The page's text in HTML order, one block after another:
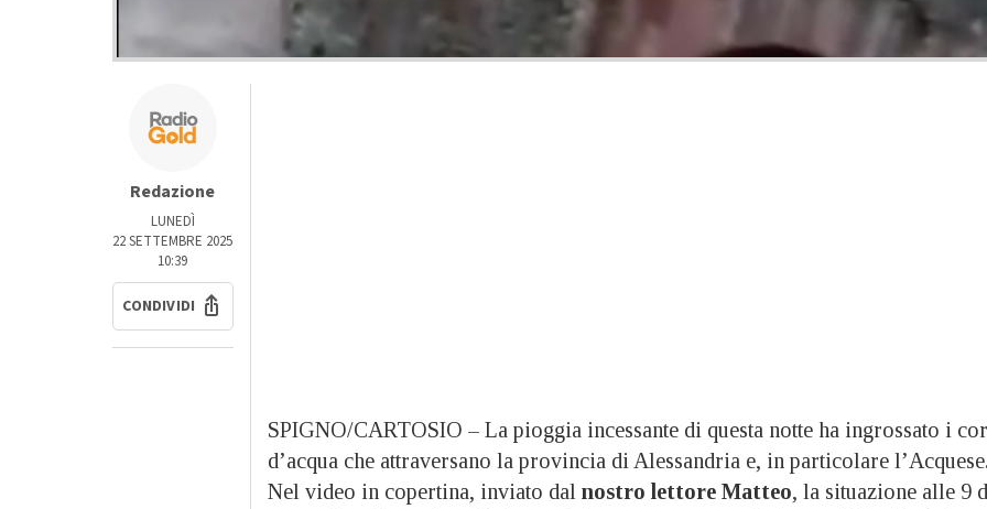
Redazione
LUNEDÌ
22 SETTEMBRE 2025
10:39
CONDIVIDI
SPIGNO/CARTOSIO – La pioggia incessante di questa notte ha ingrossato i
d’acqua che attraversano la provincia di Alessandria e, in particolare l’Acquese.
Nel video in copertina, inviato dal nostro lettore Matteo, la situazione alle 9